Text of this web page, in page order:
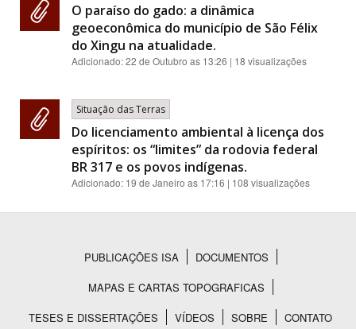
O paraíso do gado: a dinâmica
geoeconômica do município de São Félix
do Xingu na atualidade.
Adicionado:22 de Outubro as 13:26 | 18 visualizações
Situação das Terras
Do licenciamento ambiental à licença dos
espíritos: os “limites” da rodovia federal
BR 317 e os povos indígenas.
Adicionado: 19 de Janeiro as 17:16 | 108 visualizações
Rodapé
PUBLICAÇÕES ISA
DOCUMENTOS
MAPAS E CARTAS TOPOGRAFICAS
TESES E DISSERTAÇÕES
VÍDEOS SOBRE CONTATO